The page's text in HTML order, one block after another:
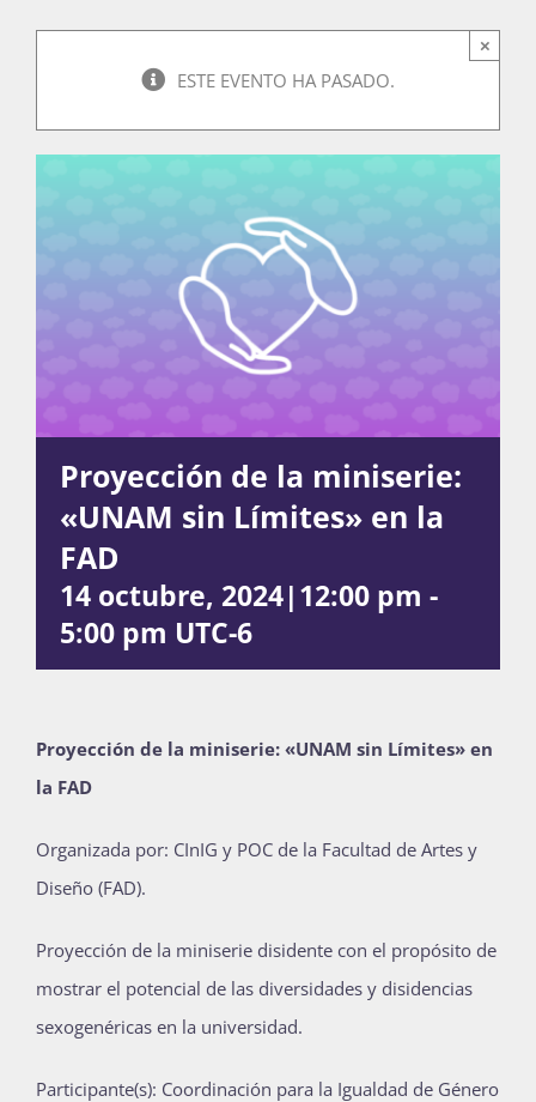
La Boletina
Recursos
Súmate
Publicaciones
ESTE EVENTO HA PASADO.
×
Proyección de la miniserie:
«UNAM sin Límites» en la
FAD
14 octubre, 2024|12:00 pm -
5:00 pm UTC-6
Proyección de la miniserie: «UNAM sin Límites» en
la FAD
Organizada por: CInIG y POC de la Facultad de Artes y
Diseño (FAD).
Proyección de la miniserie disidente con el propósito de
mostrar el potencial de las diversidades y disidencias
sexogenéricas en la universidad.
Participante(s): Coordinación para la Igualdad de Género